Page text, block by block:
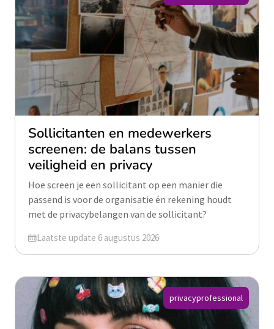
Sollicitanten en medewerkers
screenen: de balans tussen
veiligheid en privacy
Hoe screen je een sollicitant op een manier die
passend is voor de organisatie én rekening houdt
met de privacybelangen van de sollicitant?
Geüpdatet op
Laatste update 6 augustus 2026
privacyprofessional